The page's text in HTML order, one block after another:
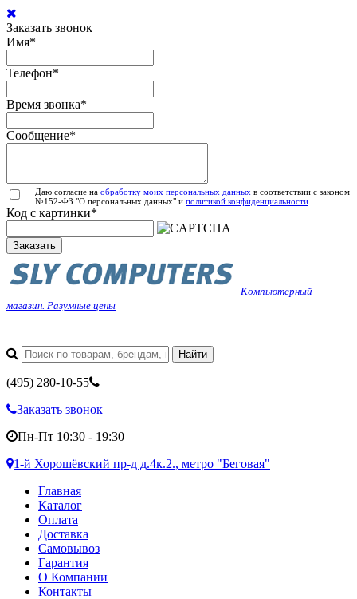
Заказать звонок
Имя*
Телефон*
Время звонка*
Сообщение*
Даю согласие на обработку моих персональных данных в соответствии с законом
№152-ФЗ "О персональных данных" и политикой конфиденциальности
Код с картинки*
Заказать
Компьютерный
магазин. Разумные цены
(495) 280-10-55
Заказать звонок
Пн-Пт 10:30 - 19:30
1-й Хорошёвский пр-д д.4к.2., метро "Беговая"
Главная
Каталог
Оплата
Доставка
Самовывоз
Гарантия
О Компании
Контакты